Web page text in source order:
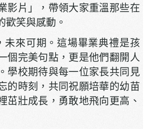
影片」，帶領大家重溫那些在
歡笑與感動。
可期。這場畢業典禮是孩
個完美句點，更是他們翻開人
學校期待與每一位家長共同見
的時刻，共同祝願培華的幼苗
茁壯成長，勇敢地飛向更高、